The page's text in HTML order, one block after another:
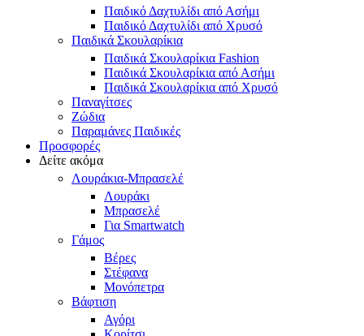
Παιδικό Δαχτυλίδι από Ασήμι
Παιδικό Δαχτυλίδι από Χρυσό
Παιδικά Σκουλαρίκια
Παιδικά Σκουλαρίκια Fashion
Παιδικά Σκουλαρίκια από Ασήμι
Παιδικά Σκουλαρίκια από Χρυσό
Παναγίτσες
Ζώδια
Παραμάνες Παιδικές
Προσφορές
Δείτε ακόμα
Λουράκια-Μπρασελέ
Λουράκι
Μπρασελέ
Για Smartwatch
Γάμος
Βέρες
Στέφανα
Μονόπετρα
Βάφτιση
Αγόρι